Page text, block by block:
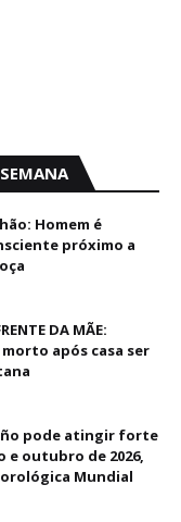
Homem é
próximo a
DA MÃE:
após casa ser
pode atingir forte
outubro de 2026,
Mundial